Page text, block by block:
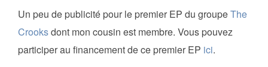
Un peu de publicité pour le premier EP du groupeThe
Crooksdont mon cousin est membre. Vous pouvez
participer au financement de ce premier EP ici.